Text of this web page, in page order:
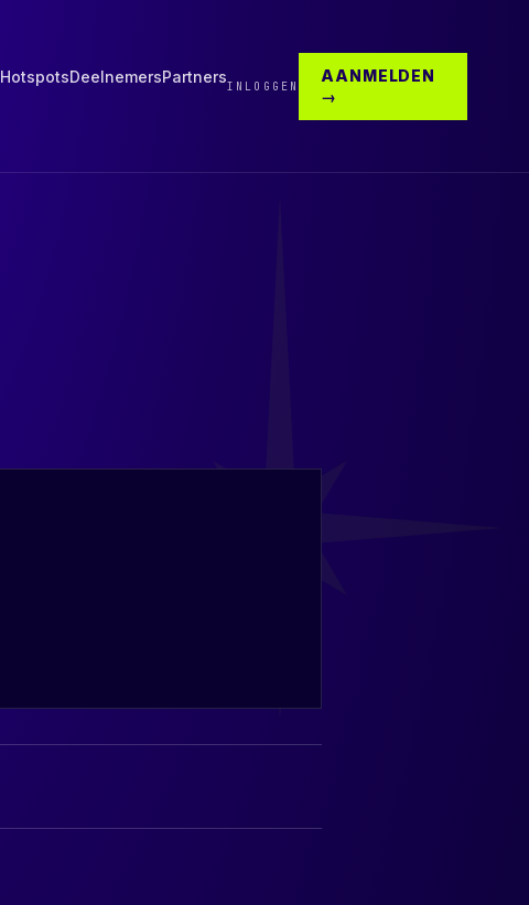
HotspotsDeelnemersPartnersINLOGGEN
AANMELDEN
→